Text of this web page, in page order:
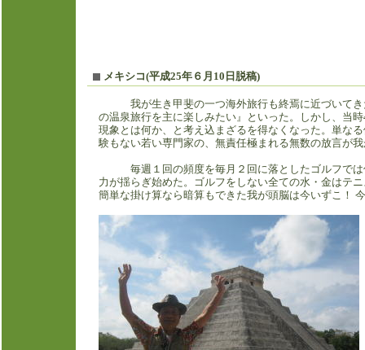
メキシコ(平成25年６月10日脱稿)
我が生き甲斐の一つ海外旅行も終焉に近づいてき
の温泉旅行を主に楽しみたい』といった。しかし、当時
現象とは何か、と考え込まざるを得なくなった。単な
験もない若い専門家の、無責任極まれる無数の放言が
毎週１回の頻度を毎月２回に落としたゴルフでは
力が揺らぎ始めた。ゴルフをしない全ての水・金はテ
簡単な掛け算なら暗算もできた我が頭脳は今いずこ！